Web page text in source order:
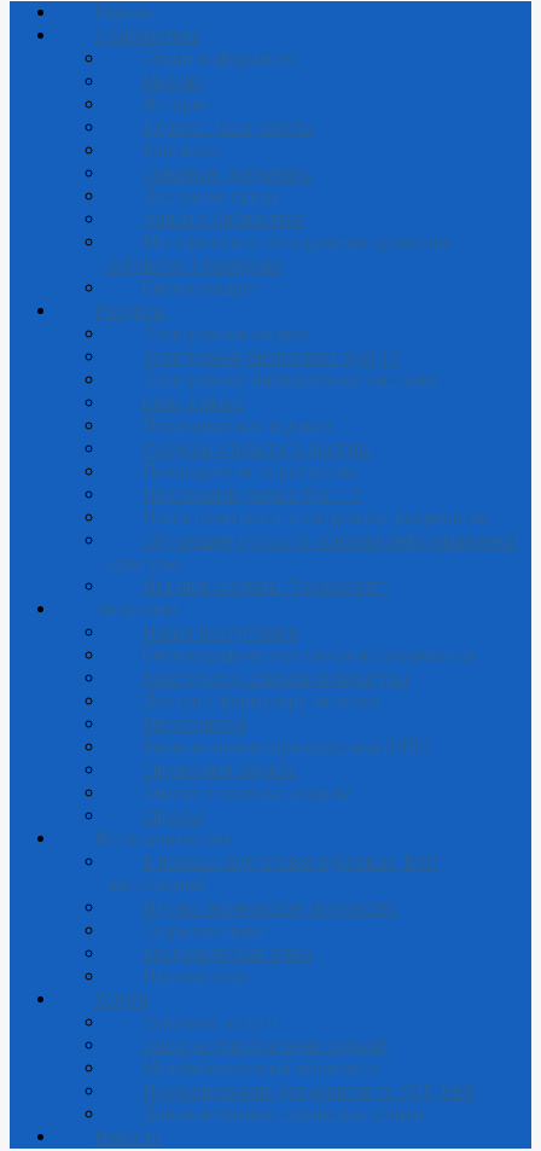
Главная
О библиотеке
Общая информация
Миссия
История
Адреса. Часы работы
Контакты
Основные документы
Доступная среда
Фильм о библиотеке
Методическое объединение вузовских
библиотек г.Кемерово
Библиотекарю
Ресурсы
Электронный каталог
Электронная библиотека КузГТУ
Электронные библиотечные системы
Базы данных
Периодические издания
Ресурсы открытого доступа
Путеводители по ресурсам
Персоналии ученых КузГТУ
Поиск печатных и электронных документов
Обучающие курсы по основам информационной
культуры
Издания системы "Техэксперт"
Читателям
Новые поступления
Библиографическое описание документов
Конструктор списков литературы
Доступ к формуляру читателя
Мероприятия
Книжная полка первокурсника (СПО)
Справочная служба
Замена утерянных изданий
Опросы
Исследователям
В помощь подготовке курсовых, ВКР,
диссертаций
Научно-техническое творчество
Открытая наука
Академическая этика
Наукометрия
Услуги
Основные услуги
Заказ на приобретение изданий
Межбиблиотечный абонемент
Индексирование документов по УДК, ББК
Дополнительные сервисные услуги
Новости